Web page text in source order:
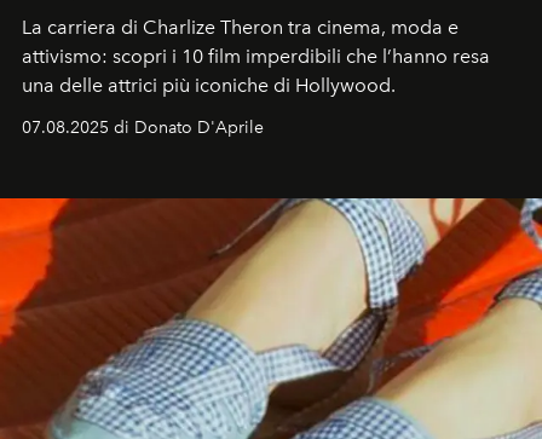
La carriera di Charlize Theron tra cinema, moda e
attivismo: scopri i 10 film imperdibili che l’hanno resa
una delle attrici più iconiche di Hollywood.
07.08.2025 di Donato D'Aprile